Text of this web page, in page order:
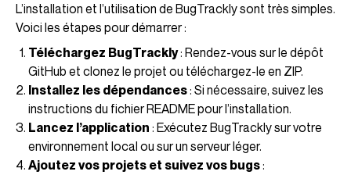
L’installation et l’utilisation de BugTrackly sont très simples.
Voici les étapes pour démarrer :
Téléchargez BugTrackly: Rendez-vous sur le dépôt
GitHub et clonez le projet ou téléchargez-le en ZIP.
Installez les dépendances: Si nécessaire, suivez les
instructions du fichier README pour l’installation.
Lancez l’application : Exécutez BugTrackly sur votre
environnement local ou sur un serveur léger.
Ajoutez vos projets et suivez vos bugs: